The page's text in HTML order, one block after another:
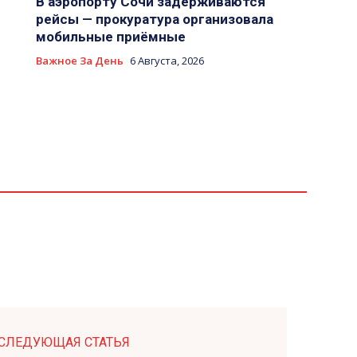
рейсы — прокуратура организовала
мобильные приёмные
Важное За День 6 Августа, 2026
СТАТЬЯ